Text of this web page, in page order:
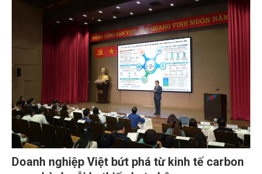
ra yêu cầu tăng cường năng lực quản lý, đào tạo
nguồn nhân lực và phối hợp chặt chẽ giữa các cơ
quan quản lý, tổ chức quốc tế và cộng đồng doanh
nghiệp.
Doanh nghiệp Việt bứt phá từ kinh tế carbon